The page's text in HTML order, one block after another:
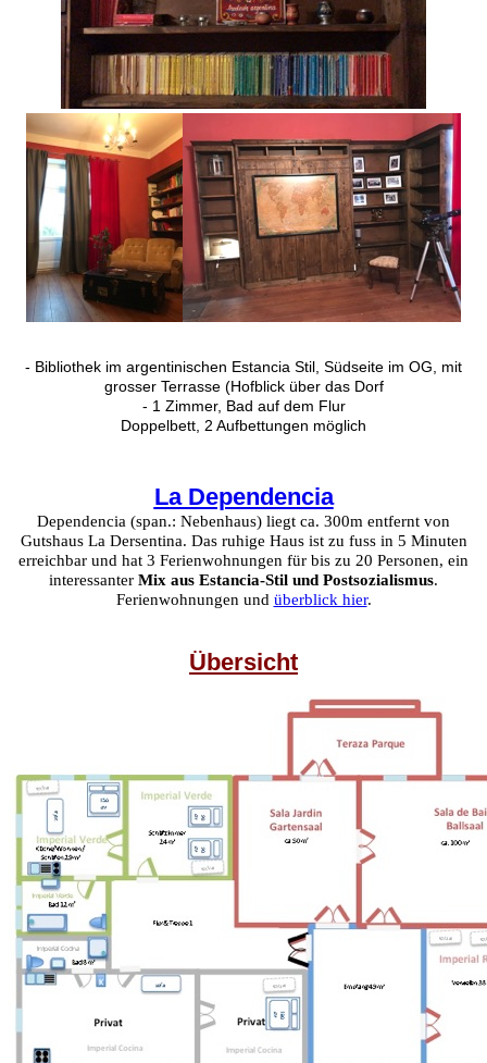
- Bibliothek im argentinischen Estancia Stil, Südseite im OG, mit
grosser Terrasse (Hofblick über das Dorf
- 1 Zimmer, Bad auf dem Flur
Doppelbett, 2 Aufbettungen möglich
La Dependencia
Dependencia (span.: Nebenhaus) liegt ca. 300m entfernt von
Gutshaus La Dersentina. Das ruhige Haus ist zu fuss in 5 Minuten
erreichbar und hat 3 Ferienwohnungen für bis zu 20 Personen, ein
interessanter Mix aus Estancia-Stil und Postsozialismus.
Ferienwohnungen und überblick hier.
Übersicht